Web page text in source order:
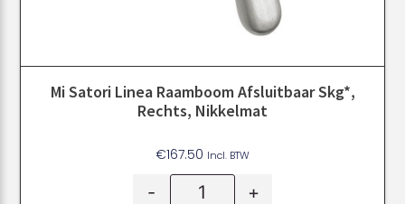
Mi Satori Linea Raamboom Afsluitbaar Skg*,
Rechts, Nikkelmat
€167.50 Incl. BTW
- +